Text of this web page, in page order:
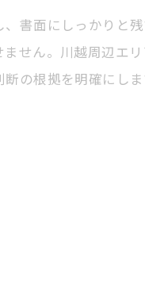
書面にしっかりと
せん。川越周辺エ
の根拠を明確にし